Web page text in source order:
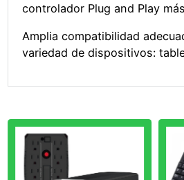
controlador Plug and Play
Amplia compatibilidad
variedad de dispositivos: